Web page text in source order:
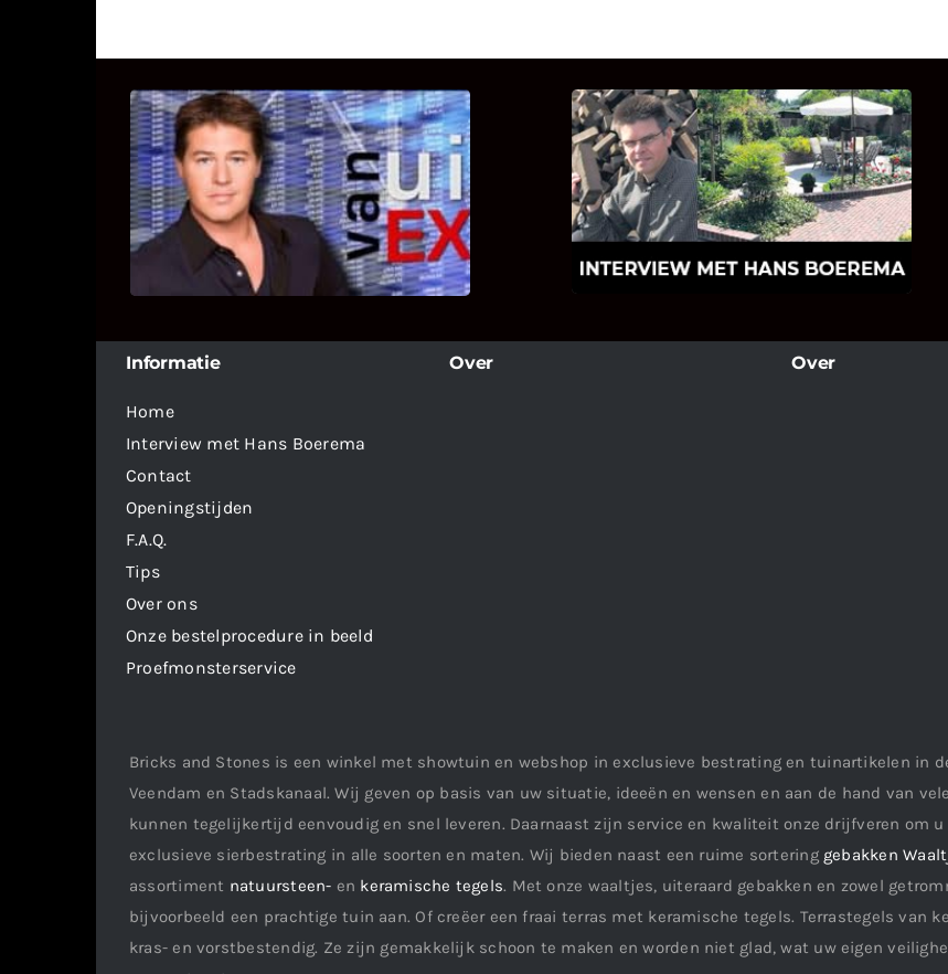
UITSTEL VAN EXECUTIE
Bekijk hier de fragmenten van de
deelname van Bricks and Stones aan
dit programma.
INTERVIEW MET HANS
BOEREMA
Hoe Bricks and Stones ontstaan is en
wat Hans Boerema motiveert in de
wereld van klinkers en tegels!
Informatie
Home
Interview met Hans Boerema
Contact
Openingstijden
F.A.Q.
Tips
Over ons
Onze bestelprocedure in beeld
Proefmonsterservice
Over Over
Bricks and Stones is een winkel met showtuin en webshop in exclusieve bestrating en tuinartikelen in
Veendam en Stadskanaal. Wij geven op basis van uw situatie, ideeën en wensen en aan de hand van
kunnen tegelijkertijd eenvoudig en snel leveren. Daarnaast zijn service en kwaliteit onze drijfveren om
exclusieve sierbestrating in alle soorten en maten. Wij bieden naast een ruime sortering gebakken
assortiment natuursteen- en keramische tegels. Met onze waaltjes, uiteraard gebakken en zowel
bijvoorbeeld een prachtige tuin aan. Of creëer een fraai terras met keramische tegels. Terrastegels van
kras- en vorstbestendig. Ze zijn gemakkelijk schoon te maken en worden niet glad, wat uw eigen